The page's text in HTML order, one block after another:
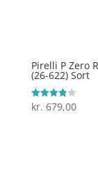
Pirelli P Zero
(26-622) Sort
Vurderet
3.9
kr. 679,00